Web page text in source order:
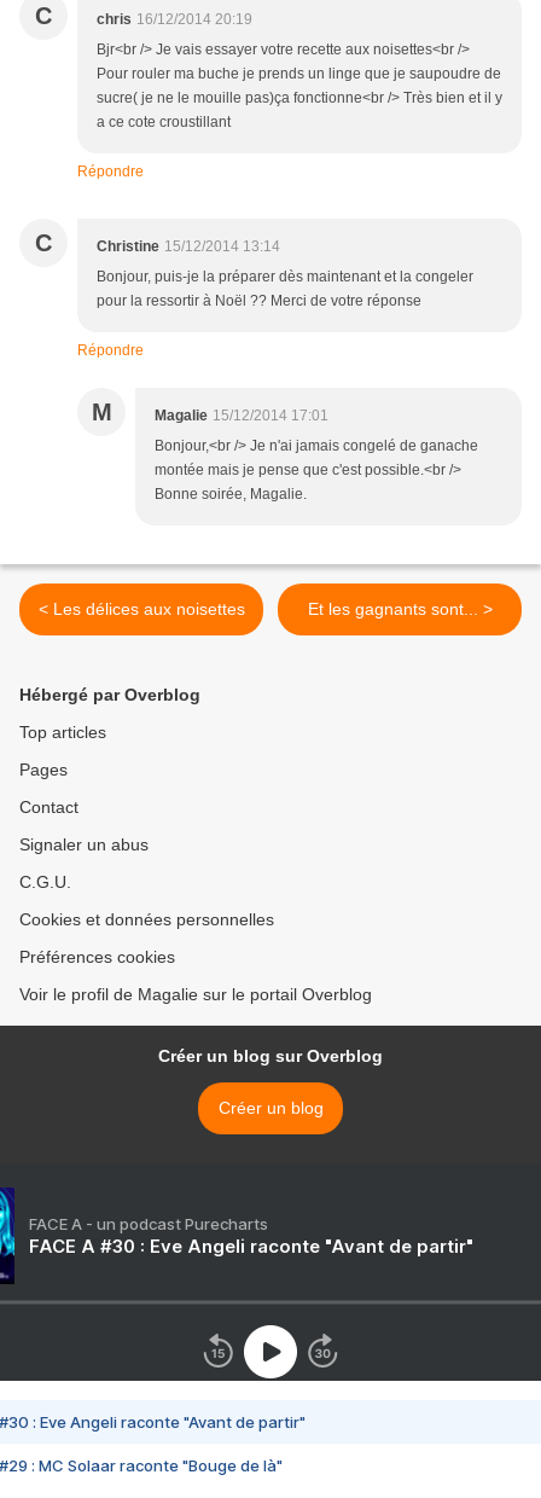
C chris 16/12/2014 20:19
Bjr<br /> Je vais essayer votre recette aux noisettes<br />
Pour rouler ma buche je prends un linge que je saupoudre de
sucre( je ne le mouille pas)ça fonctionne<br /> Très bien et il y
a ce cote croustillant
Répondre
C Christine 15/12/2014 13:14
Bonjour, puis-je la préparer dès maintenant et la congeler
pour la ressortir à Noël ?? Merci de votre réponse
Répondre
M Magalie 15/12/2014 17:01
Bonjour,<br /> Je n'ai jamais congelé de ganache
montée mais je pense que c'est possible.<br />
Bonne soirée, Magalie.
< Les délices aux noisettes Et les gagnants sont... >
Hébergé par Overblog
Top articles
Pages
Contact
Signaler un abus
C.G.U.
Cookies et données personnelles
Préférences cookies
Voir le profil de Magalie sur le portail Overblog
Créer un blog sur Overblog
Créer un blog
FACE A - un podcast Purecharts
FACE A #30 : Eve Angeli raconte "Avant de partir"
#30 : Eve Angeli raconte "Avant de partir"
#29 : MC Solaar raconte "Bouge de là"